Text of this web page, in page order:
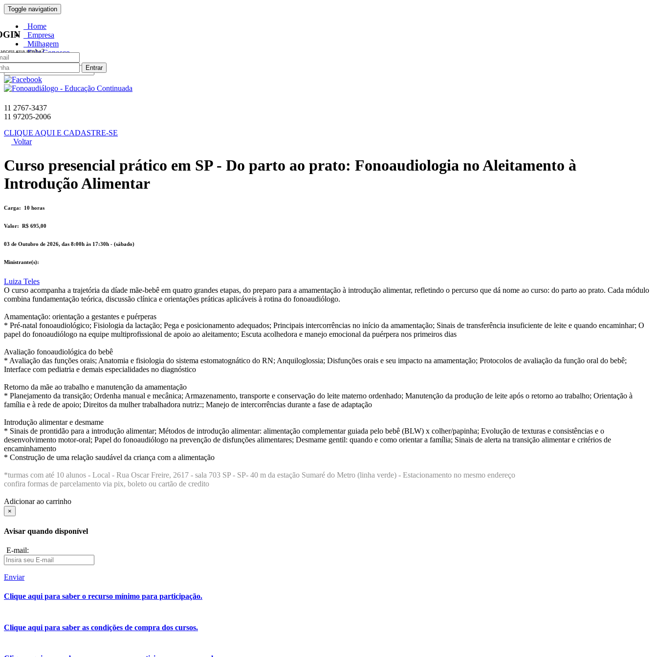
Toggle navigation
Home
Empresa
Milhagem
Fale Conosco
sua senha?
Entrar
11 2767-3437
11 97205-2006
CLIQUE AQUI E CADASTRE-SE
Voltar
Curso presencial prático em SP - Do parto ao prato: Fonoaudiologia no Aleitamento à
Introdução Alimentar
Carga: 10 horas
Valor: R$ 695,00
03 de Outubro de 2026, das 8:00h às 17:30h - (sábado)
Ministrante(s):
Luiza Teles
O curso acompanha a trajetória da díade mãe-bebê em quatro grandes etapas, do preparo para a amamentação à introdução alimentar, refletindo o percurso que dá nome ao curso: do parto ao prato. Cada módulo
combina fundamentação teórica, discussão clínica e orientações práticas aplicáveis à rotina do fonoaudiólogo.
Amamentação: orientação a gestantes e puérperas
* Pré-natal fonoaudiológico; Fisiologia da lactação; Pega e posicionamento adequados; Principais intercorrências no início da amamentação; Sinais de transferência insuficiente de leite e quando encaminhar; O
papel do fonoaudiólogo na equipe multiprofissional de apoio ao aleitamento; Escuta acolhedora e manejo emocional da puérpera nos primeiros dias
Avaliação fonoaudiológica do bebê
* Avaliação das funções orais; Anatomia e fisiologia do sistema estomatognático do RN; Anquiloglossia; Disfunções orais e seu impacto na amamentação; Protocolos de avaliação da função oral do bebê;
Interface com pediatria e demais especialidades no diagnóstico
Retorno da mãe ao trabalho e manutenção da amamentação
* Planejamento da transição; Ordenha manual e mecânica; Armazenamento, transporte e conservação do leite materno ordenhado; Manutenção da produção de leite após o retorno ao trabalho; Orientação à
família e à rede de apoio; Direitos da mulher trabalhadora nutriz:; Manejo de intercorrências durante a fase de adaptação
Introdução alimentar e desmame
* Sinais de prontidão para a introdução alimentar; Métodos de introdução alimentar: alimentação complementar guiada pelo bebê (BLW) x colher/papinha; Evolução de texturas e consistências e o
desenvolvimento motor-oral; Papel do fonoaudiólogo na prevenção de disfunções alimentares; Desmame gentil: quando e como orientar a família; Sinais de alerta na transição alimentar e critérios de
encaminhamento
* Construção de uma relação saudável da criança com a alimentação
*turmas com até 10 alunos - Local - Rua Oscar Freire, 2617 - sala 703 SP - SP- 40 m da estação Sumaré do Metro (linha verde) - Estacionamento no mesmo endereço
confira formas de parcelamento via pix, boleto ou cartão de credito
Adicionar ao carrinho
×
Avisar quando disponível
E-mail:
Enviar
Clique aqui para saber o recurso mínimo para participação.
Clique aqui para saber as condições de compra dos cursos.